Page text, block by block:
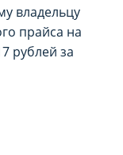
владельцу
прайса на
рублей за